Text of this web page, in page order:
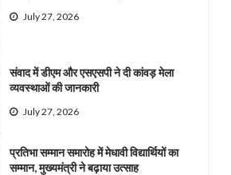
July 27, 2026
संवाद में डीएम और एसएसपी ने दी कांवड़ मेला
व्यवस्थाओं की जानकारी
July 27, 2026
प्रतिभा सम्मान समारोह में मेधावी विद्यार्थियों का
सम्मान, मुख्यमंत्री ने बढ़ाया उत्साह